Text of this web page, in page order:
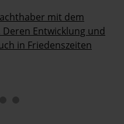
mit dem
Entwicklung und
in Friedenszeiten